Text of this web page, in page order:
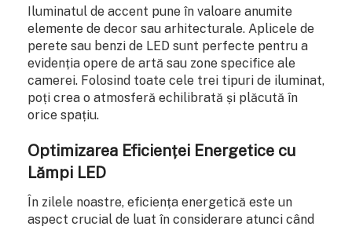
Iluminatul de accent pune în valoare anumite
elemente de decor sau arhitecturale. Aplicele de
perete sau benzi de LED sunt perfecte pentru a
evidenția opere de artă sau zone specifice ale
camerei. Folosind toate cele trei tipuri de iluminat,
poți crea o atmosferă echilibrată și plăcută în
orice spațiu.
Optimizarea Eficienței Energetice cu
Lămpi LED
În zilele noastre, eficiența energetică este un
aspect crucial de luat în considerare atunci când